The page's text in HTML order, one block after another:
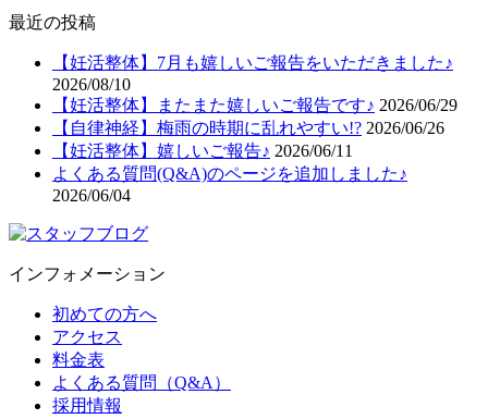
最近の投稿
【妊活整体】7月も嬉しいご報告をいただきました♪
2026/08/10
【妊活整体】またまた嬉しいご報告です♪ 2026/06/29
【自律神経】梅雨の時期に乱れやすい!? 2026/06/26
【妊活整体】嬉しいご報告♪ 2026/06/11
よくある質問(Q&A)のページを追加しました♪
2026/06/04
インフォメーション
初めての方へ
アクセス
料金表
よくある質問（Q&A）
採用情報